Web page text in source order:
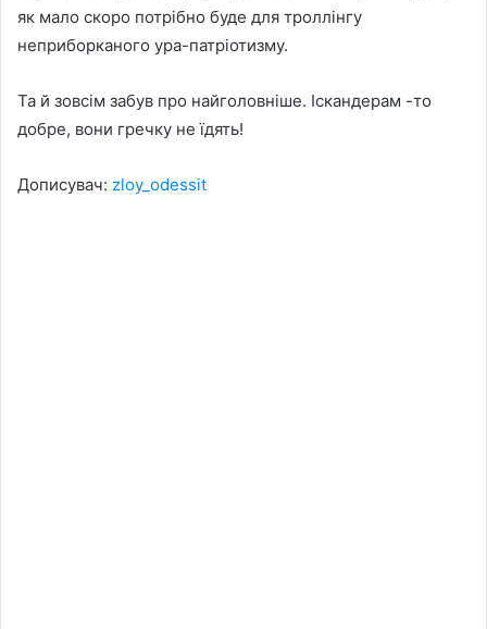
як мало скоро потрібно буде для троллінгу
неприборканого ура-патріотизму.
Та й зовсім забув про найголовніше. Іскандерам -то
добре, вони гречку не їдять!
Дописувач: zloy_odessit